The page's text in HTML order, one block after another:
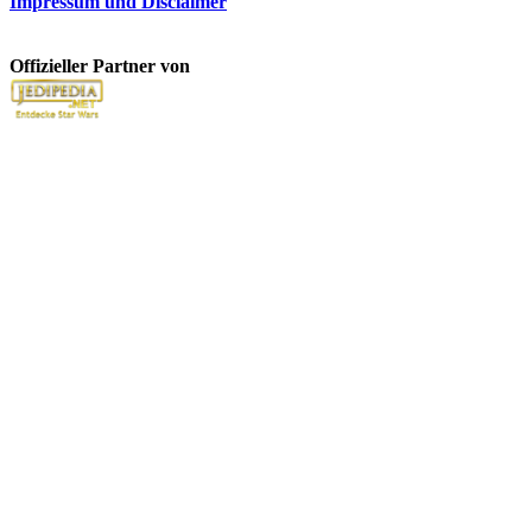
Offizieller Partner von